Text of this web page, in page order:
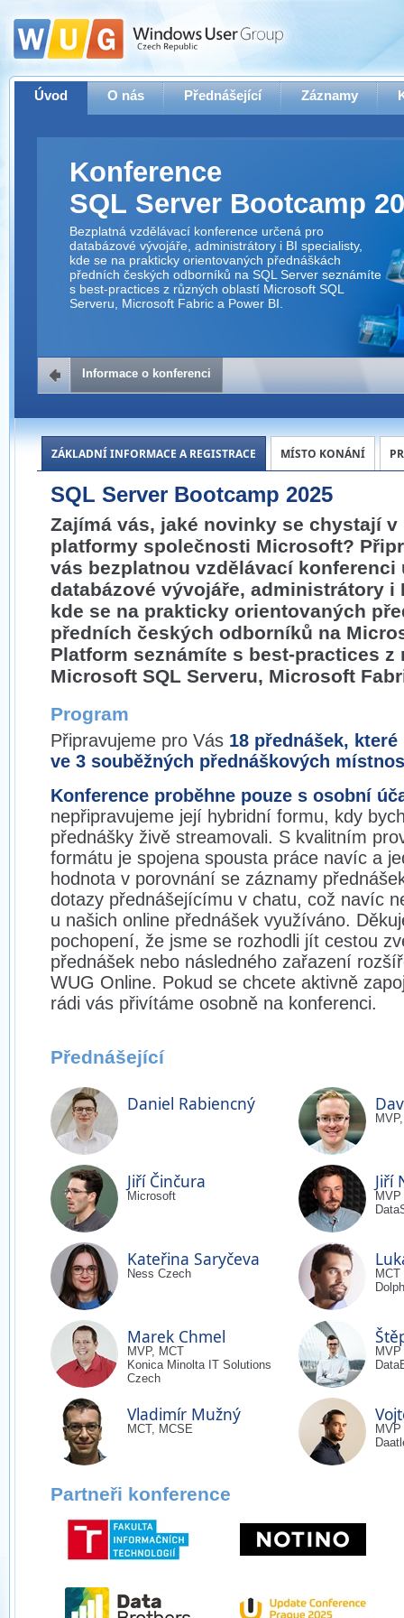
Úvod O nás Přednášející Záznamy
Konference
SQL Server Bootcamp
Bezplatná vzdělávací konference určená pro
databázové vývojáře, administrátory i BI specialisty,
kde se na prakticky orientovaných přednáškách
předních českých odborníků na SQL Server seznámíte
s best-practices z různých oblastí Microsoft SQL
Serveru, Microsoft Fabric a Power BI.
Informace o konferenci
ZÁKLADNÍ INFORMACE A REGISTRACE MÍSTO KONÁNÍ
SQL Server Bootcamp 2025
Zajímá vás, jaké novinky se chystají v
platformy společnosti Microsoft?
vás bezplatnou vzdělávací konferenci
databázové vývojáře, administrátory i
kde se na prakticky orientovaných
předních českých odborníků na
Platform seznámíte s best-practices
Microsoft SQL Serveru, Microsoft
Program
Připravujeme pro Vás 18 přednášek,
ve 3 souběžných přednáškových
Konference proběhne pouze s osobní
nepřipravujeme její hybridní formu, kdy
přednášky živě streamovali. S kvalitním
formátu je spojena spousta práce navíc a
hodnota v porovnání se záznamy
dotazy přednášejícímu v chatu, což navíc
u našich online přednášek využíváno.
pochopení, že jsme se rozhodli jít cestou
přednášek nebo následného zařazení
WUG Online. Pokud se chcete aktivně
rádi vás přivítáme osobně na konferenci.
Přednášející
Daniel Rabiencný
Jiří Činčura
Microsoft
Jiří
MVP
Kateřina Saryčeva
Ness Czech
MCT
Marek Chmel
MVP, MCT
Konica Minolta IT Solutions
Czech
MVP
Vladimír Mužný
MCT, MCSE
MVP
Partneři konference